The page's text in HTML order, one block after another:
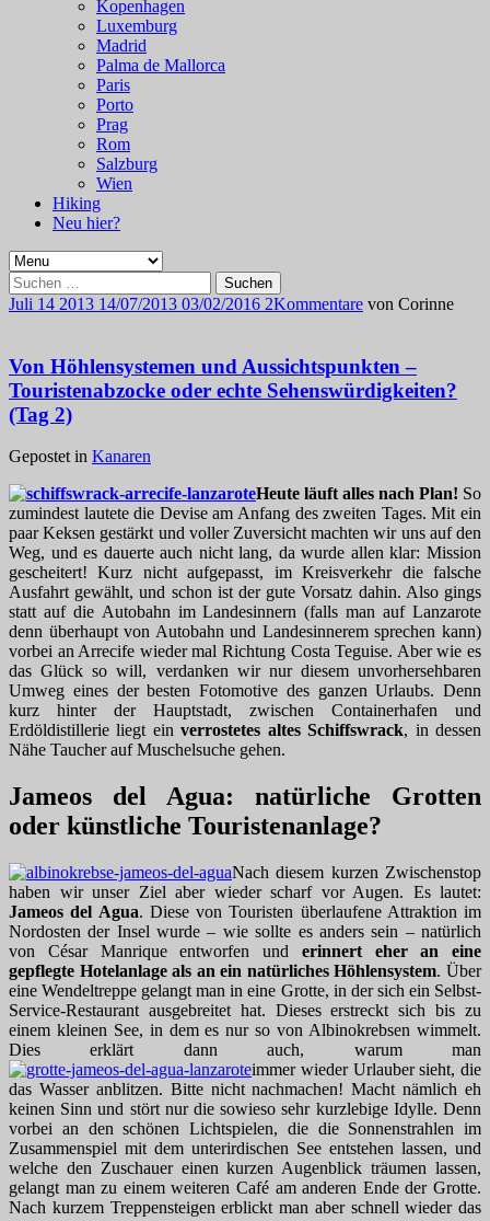
Kopenhagen
Luxemburg
Madrid
Palma de Mallorca
Paris
Porto
Prag
Rom
Salzburg
Wien
Hiking
Neu hier?
Suchen
nach:
Juli 14 2013 14/07/2013 03/02/2016 2Kommentare von Corinne
Von Höhlensystemen und Aussichtspunkten –
Touristenabzocke oder echte Sehenswürdigkeiten?
(Tag 2)
Gepostet in Kanaren
Heute läuft alles nach Plan! So
zumindest lautete die Devise am Anfang des zweiten Tages. Mit ein
paar Keksen gestärkt und voller Zuversicht machten wir uns auf den
Weg, und es dauerte auch nicht lang, da wurde allen klar: Mission
gescheitert! Kurz nicht aufgepasst, im Kreisverkehr die falsche
Ausfahrt gewählt, und schon ist der gute Vorsatz dahin. Also gings
statt auf die Autobahn im Landesinnern (falls man auf Lanzarote
denn überhaupt von Autobahn und Landesinnerem sprechen kann)
vorbei an Arrecife wieder mal Richtung Costa Teguise. Aber wie es
das Glück so will, verdanken wir nur diesem unvorhersehbaren
Umweg eines der besten Fotomotive des ganzen Urlaubs. Denn
kurz hinter der Hauptstadt, zwischen Containerhafen und
Erdöldistillerie liegt einverrostetes altes Schiffswrack, in dessen
Nähe Taucher auf Muschelsuche gehen.
Jameos del Agua: natürliche Grotten
oder künstliche Touristenanlage?
Nach diesem kurzen Zwischenstop
haben wir unser Ziel aber wieder scharf vor Augen. Es lautet:
Jameos del Agua. Diese von Touristen überlaufene Attraktion im
Nordosten der Insel wurde – wie sollte es anders sein – natürlich
von César Manrique entworfen und erinnert eher an eine
gepflegte Hotelanlage als an ein natürliches Höhlensystem. Über
eine Wendeltreppe gelangt man in eine Grotte, in der sich ein Selbst-
Service-Restaurant ausgebreitet hat. Dieses erstreckt sich bis zu
einem kleinen See, in dem es nur so von Albinokrebsen wimmelt.
Dies erklärt dann auch, warum man
immer wieder Urlauber sieht, die
das Wasser anblitzen. Bitte nicht nachmachen! Macht nämlich eh
keinen Sinn und stört nur die sowieso sehr kurzlebige Idylle. Denn
vorbei an den schönen Lichtspielen, die die Sonnenstrahlen im
Zusammenspiel mit dem unterirdischen See entstehen lassen, und
welche den Zuschauer einen kurzen Augenblick träumen lassen,
gelangt man zu einem weiteren Café am anderen Ende der Grotte.
Nach kurzem Treppensteigen erblickt man aber schnell wieder das